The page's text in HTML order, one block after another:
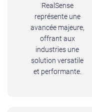
RealSense
représente une
avancée majeure,
offrant aux
industries une
solution versatile
et performante.